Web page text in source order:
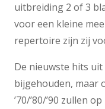
uitbreiding 2 of 3
voor een kleine
repertoire zijn zij
De nieuwste hits
bijgehouden, maar
’70/’80/’90 zullen